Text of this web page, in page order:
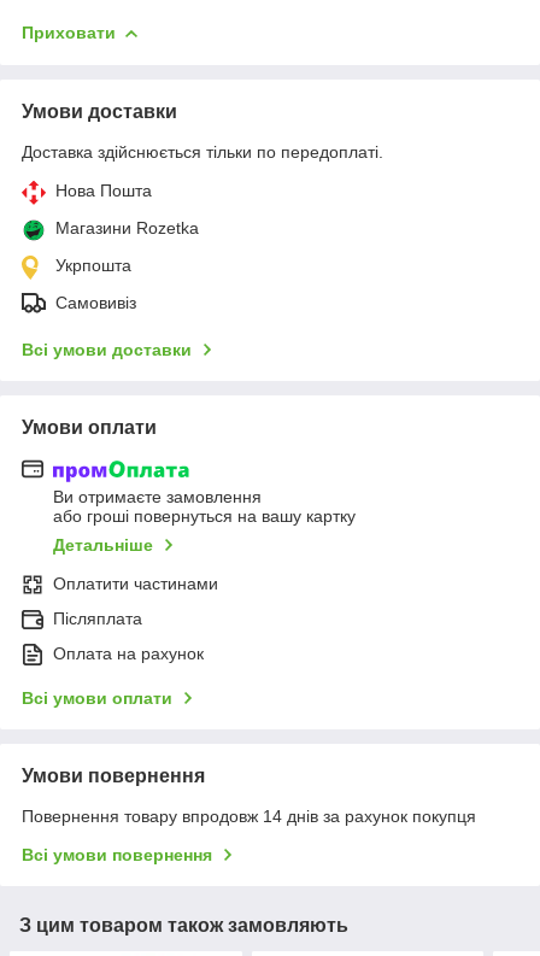
Приховати
Умови доставки
Доставка здійснюється тільки по передоплаті.
Нова Пошта
Магазини Rozetka
Укрпошта
Самовивіз
Всі умови доставки
Умови оплати
Ви отримаєте замовлення
або гроші повернуться на вашу картку
Детальніше
Оплатити частинами
Післяплата
Оплата на рахунок
Всі умови оплати
Умови повернення
Повернення товару впродовж 14 днів за рахунок покупця
Всі умови повернення
З цим товаром також замовляють